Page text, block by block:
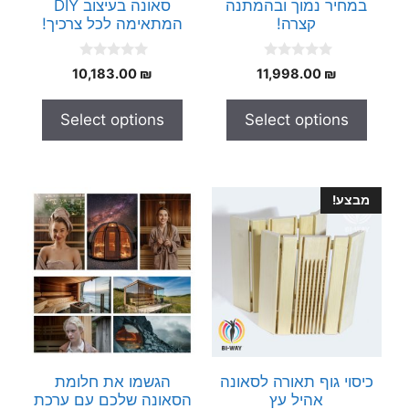
במחיר נמוך ובהמתנה
קצרה!
0
o
o
5
11,998.00 ₪
Select options
סאונה בעיצוב DIY
המתאימה לכל צרכיך!
0
o
o
5
10,183.00 ₪
Select options
מבצע!
כיסוי גוף תאורה לסאונה
אהיל עץ
הגשמו את חלומת
הסאונה שלכם עם ערכת